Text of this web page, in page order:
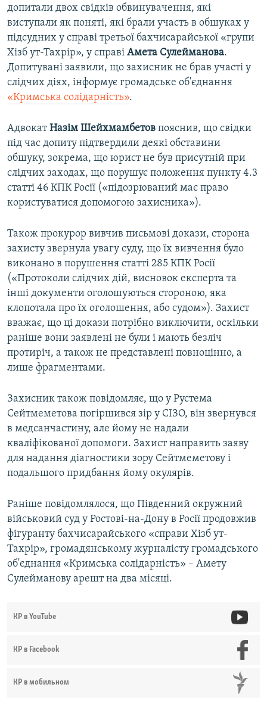
Усі сайти RFE/RL
допитали двох свідків обвинувачення, які
виступали як поняті, які брали участь в обшуках у
підсудних у справі третьої бахчисарайської «групи
Хізб ут-Тахрір», у справі Амета Сулейманова.
Допитувані заявили, що захисник не брав участі у
слідчих діях, інформує громадське об'єднання
«Кримська солідарність».
АдвокатНазім Шейхмамбетов пояснив, що свідки
під час допиту підтвердили деякі обставини
обшуку, зокрема, що юрист не був присутній при
слідчих заходах, що порушує положення пункту 4.3
статті 46 КПК Росії («підозрюваний має право
користуватися допомогою захисника»).
Також прокурор вивчив письмові докази, сторона
захисту звернула увагу суду, що їх вивчення було
виконано в порушення статті 285 КПК Росії
(«Протоколи слідчих дій, висновок експерта та
інші документи оголошуються стороною, яка
клопотала про їх оголошення, або судом»). Захист
вважає, що ці докази потрібно виключити, оскільки
раніше вони заявлені не були і мають безліч
протиріч, а також не представлені повноцінно, а
лише фрагментами.
Захисник також повідомляє, що у Рустема
Сейтмеметова погіршився зір у СІЗО, він звернувся
в медсанчастину, але йому не надали
кваліфікованої допомоги. Захист направить заяву
для надання діагностики зору Сейтмеметову і
подальшого придбання йому окулярів.
Раніше повідомлялося, що Південний окружний
військовий суд у Ростові-на-Дону в Росії продовжив
фігуранту бахчисарайського «справи Хізб ут-
Тахрір», громадянському журналісту громадського
об'єднання «Кримська солідарність» – Амету
Сулейманову арешт на два місяці.
КР в YouTube
КР в Facebook
КР в мобильном